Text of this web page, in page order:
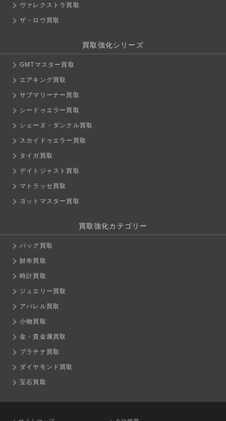
ヴァレクストラ買取
ザ・ロウ買取
買取強化シリーズ
GMTマスター買取
エアキング買取
サブマリーナー買取
シードゥエラー買取
シェーヌ・ダンクル買取
スカイドゥエラー買取
タイガ買取
デイトジャスト買取
マトラッセ買取
ヨットマスター買取
買取強化カテゴリー
バッグ買取
財布買取
時計買取
ジュエリー買取
アパレル買取
小物買取
金・貴金属買取
プラチナ買取
ダイヤモンド買取
宝石買取